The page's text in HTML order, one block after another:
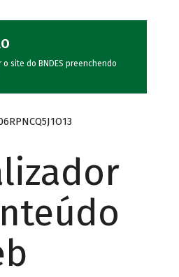
site do BNDES preenchendo